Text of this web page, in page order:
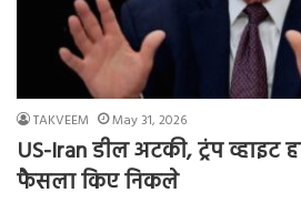
TAKVEEM May 31, 2026
US-Iran डील अटकी, ट्रंप व्हाइट
फैसला किए निकले